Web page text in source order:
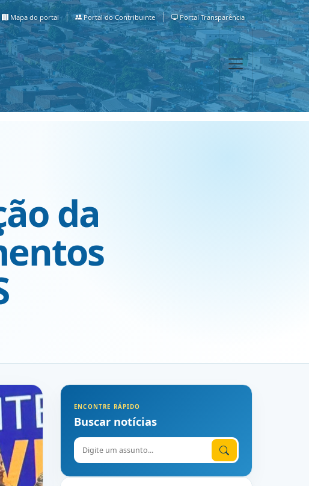
Mapa do portal Portal do Contribuinte Portal Transparência
da
ENCONTRE RÁPIDO
Buscar notícias
Digite o assunto